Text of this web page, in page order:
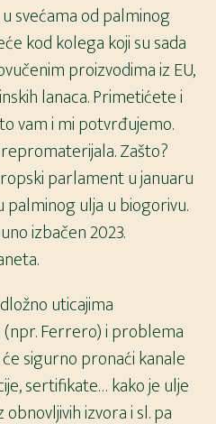
svećama od palminog
kod kolega koji su sada
proizvodima iz EU,
lanaca. Primetićete i
vam i mi potvrđujemo.
Zašto?
parlament u januaru
ulja u biogorivu.
izbačen 2023.
uticajima
Ferrero) i problema
sigurno pronaći kanale
sertifikate… kako je ulje
izvora i sl. pa